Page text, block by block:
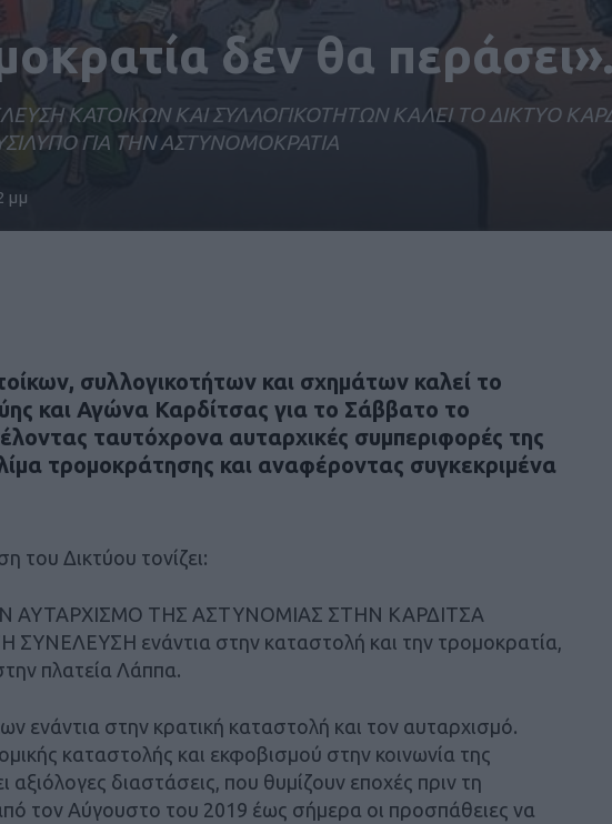
δεν θα
ΚΑΤΟΙΚΩΝ ΚΑΙ ΣΥΛΛΟΓΙΚΟΤΗΤΩΝ ΚΑΛΕΙ ΤΟ ΔΙΚΤΥΟ
ΓΙΑ ΤΗΝ ΑΣΤΥΝΟΜΟΚΡΑΤΙΑ
μμ
συλλογικοτήτων και σχημάτων καλεί το
και Αγώνα Καρδίτσας για το Σάββατο το
ταυτόχρονα αυταρχικές συμπεριφορές της
τρομοκράτησης και αναφέροντας συγκεκριμένα
του Δικτύου τονίζει:
ΑΥΤΑΡΧΙΣΜΟ ΤΗΣ ΑΣΤΥΝΟΜΙΑΣ ΣΤΗΝ ΚΑΡΔΙΤΣΑ
ενάντια στην καταστολή και την τρομοκρατία,
πλατεία Λάππα.
ενάντια στην κρατική καταστολή και τον αυταρχισμό.
καταστολής και εκφοβισμού στην κοινωνία της
αξιόλογες διαστάσεις, που θυμίζουν εποχές πριν τη
τον Αύγουστο του 2019 έως σήμερα οι προσπάθειες να